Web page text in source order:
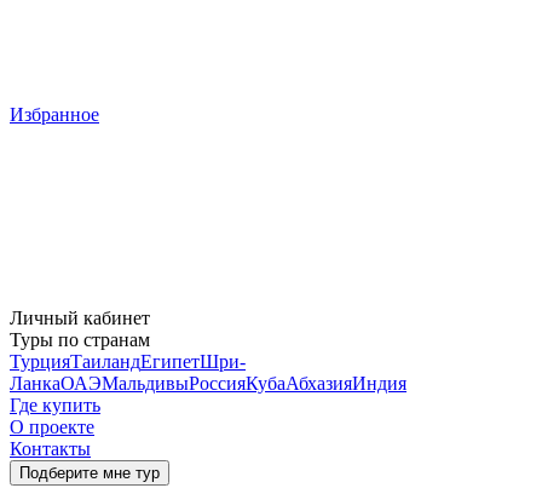
Избранное
Личный кабинет
Туры по странам
ТурцияТаиландЕгипетШри-
ЛанкаОАЭМальдивыРоссияКубаАбхазияИндия
Где купить
О проекте
Контакты
Подберите мне тур